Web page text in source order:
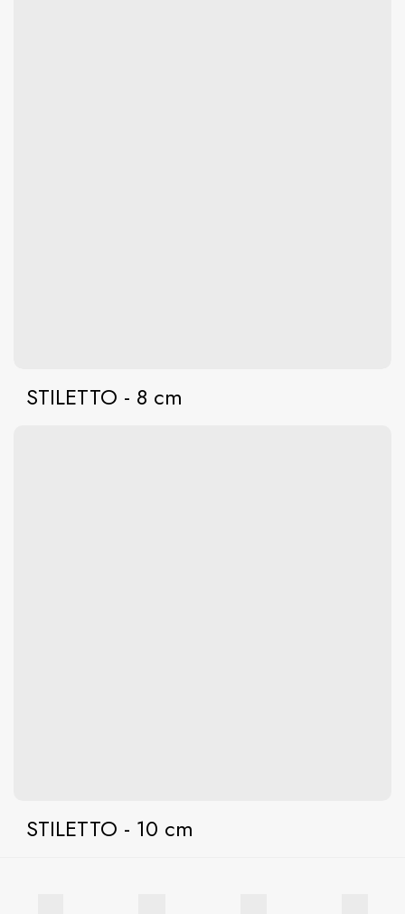
STILETTO - 8 cm
STILETTO - 10 cm